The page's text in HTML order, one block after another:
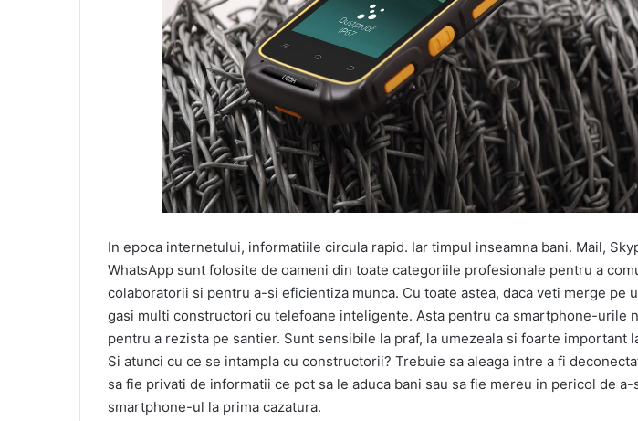
In epoca internetului, informatiile circula rapid. Iar timpul inseamna bani. Mail,
WhatsApp sunt folosite de oameni din toate categoriile profesionale pentru a
colaboratorii si pentru a-si eficientiza munca. Cu toate astea, daca veti merge pe
gasi multi constructori cu telefoane inteligente. Asta pentru ca smartphone-urile
pentru a rezista pe santier. Sunt sensibile la praf, la umezeala si foarte important
Si atunci cu ce se intampla cu constructorii? Trebuie sa aleaga intre a fi
sa fie privati de informatii ce pot sa le aduca bani sau sa fie mereu in pericol de
smartphone-ul la prima cazatura.